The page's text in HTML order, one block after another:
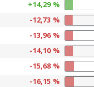
+14,29 %
-12,73 %
-13,96 %
-14,10 %
-15,68 %
-16,15 %